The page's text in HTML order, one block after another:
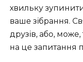
хвильку
ваше зібрання.
друзів, або,
на це запитання